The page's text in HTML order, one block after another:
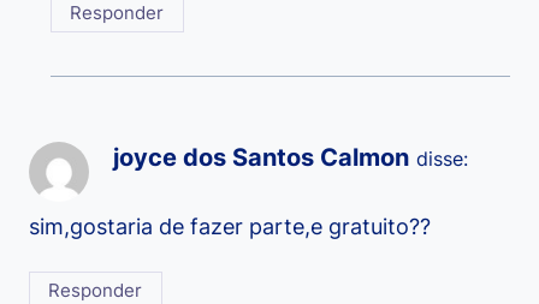
Responder
joyce dos Santos Calmon disse:
sim,gostaria de fazer parte,e gratuito??
Responder